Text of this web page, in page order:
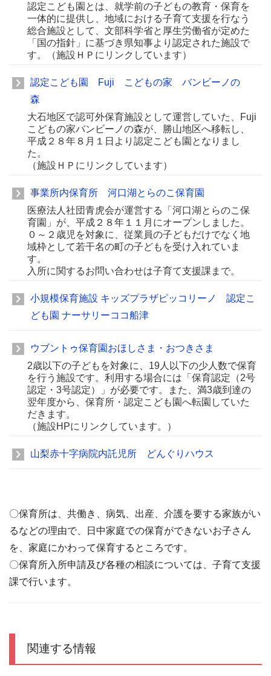
認定こども園とは、就学前の子どもの教育・保育を
一体的に提供し、地域における子育て支援を行なう
総合施設として、文部科学省と厚生労働省が定めた
「国の指針」に基づき県知事より認定された施設で
す。（施設ＨＰにリンクしています）
認定こども園 Fuji こどもの家 バンビーノの
森
大石地区で認可外保育施設として運営していた、Fuji
こどもの家バンビーノの森が、勝山地区へ移転し、
平成２８年８月１日より認定こども園となりまし
た。
（施設ＨＰにリンクしています）
事業所内保育所 河口湖とらのこ保育園
医療法人社団青虎会が運営する「河口湖とらのこ保
育園」が、平成２８年１１月にオープンしました。
０～２歳児を対象に、従業員の子どもだけでなく地
域枠として若干名の町の子どもを受け入れていま
す。
入所に関するお問い合わせは子育て支援課まで。
小規模保育施設 キッズプラザピッコリーノ 認定こ
ども園 ナーサリーココ船津
ウブントゥ保育園おほしさま・おつきさま
2歳以下の子どもを対象に、19人以下の少人数で保育
を行う施設です。利用する場合には「保育認定（2号
認定・3号認定）」が必要です。また、満3歳到達の
翌年度から、保育所・認定こども園へ転園していた
だきます。
（施設HPにリンクしています。）
山梨赤十字病院内託児所 どんぐりハウス
〇保育所は、共働き、病気、出産、介護を要する家族がい
るなどの理由で、日中家庭での保育ができないお子さん
を、家庭にかわって保育するところです。
〇保育所入所申請及び各種の相談については、子育て支援
課で行います。
関連する情報